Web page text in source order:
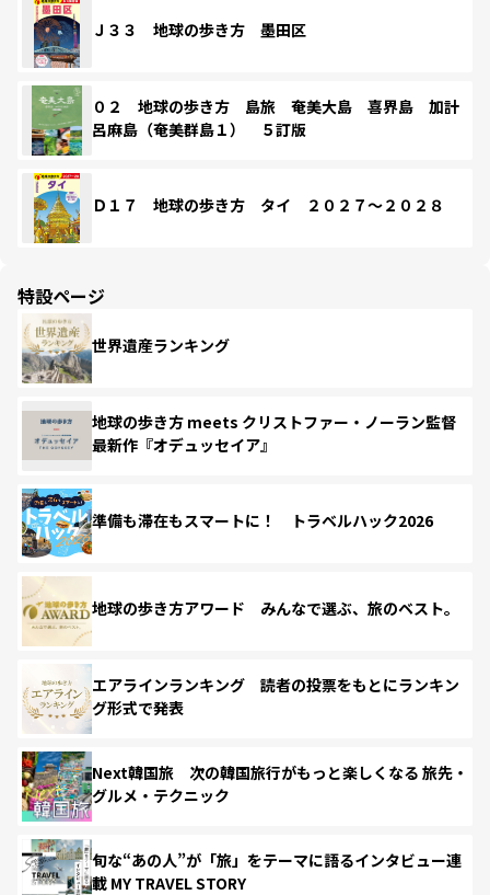
Ｊ３３ 地球の歩き方 墨田区
０２ 地球の歩き方 島旅 奄美大島 喜界島 加計
呂麻島（奄美群島１） ５訂版
Ｄ１７ 地球の歩き方 タイ ２０２７～２０２８
特設ページ
世界遺産ランキング
地球の歩き方 meets クリストファー・ノーラン監督
最新作『オデュッセイア』
準備も滞在もスマートに！ トラベルハック2026
地球の歩き方アワード みんなで選ぶ、旅のベスト。
エアラインランキング 読者の投票をもとにランキン
グ形式で発表
Next韓国旅 次の韓国旅行がもっと楽しくなる 旅先・
グルメ・テクニック
旬な“あの人”が「旅」をテーマに語るインタビュー連
載 MY TRAVEL STORY